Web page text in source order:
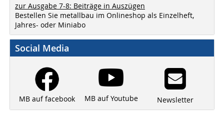
zur Ausgabe 7-8: Beiträge in Auszügen
Bestellen Sie metallbau im Onlineshop als Einzelheft,
Jahres- oder Miniabo
Social Media
MB auf facebook MB auf Youtube Newsletter